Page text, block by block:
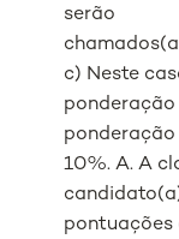
serão
c) Neste
ponderação
10%. A. A
pontuações